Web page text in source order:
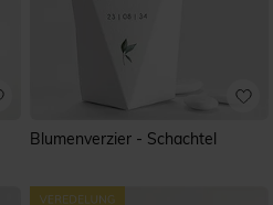
Blumenverzier - Schachtel